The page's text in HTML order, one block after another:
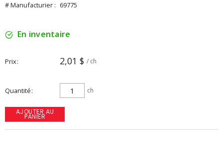
# Manufacturier : 69775
En inventaire
Prix 2,01 $ / ch
Quantité ch
AJOUTER AU
PANIER